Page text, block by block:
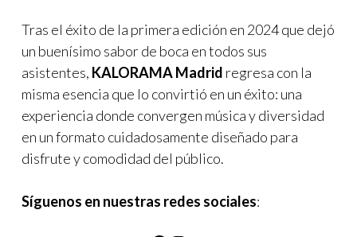
Tras el éxito de la primera edición en 2024 que dejó
un buenísimo sabor de boca en todos sus
asistentes, KALORAMA Madrid regresa con la
misma esencia que lo convirtió en un éxito: una
experiencia donde convergen música y diversidad
en un formato cuidadosamente diseñado para
disfrute y comodidad del público.
Síguenos en nuestras redes sociales: